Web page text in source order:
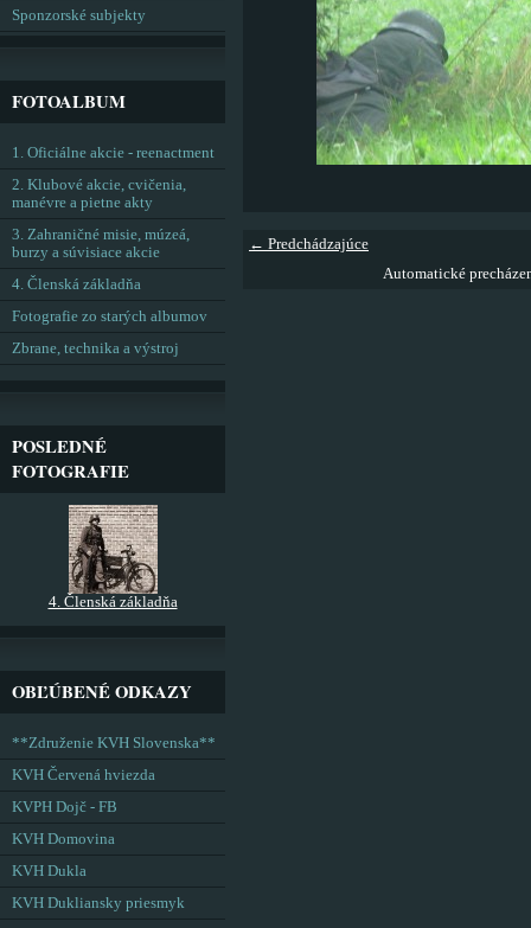
← Predchádzajúce
Automatické
Sponzorské subjekty
FOTOALBUM
1. Oficiálne akcie - reenactment
2. Klubové akcie, cvičenia,
manévre a pietne akty
3. Zahraničné misie, múzeá,
burzy a súvisiace akcie
4. Členská základňa
Fotografie zo starých albumov
Zbrane, technika a výstroj
POSLEDNÉ
FOTOGRAFIE
4. Členská základňa
OBĽÚBENÉ ODKAZY
**Združenie KVH Slovenska**
KVH Červená hviezda
KVPH Dojč - FB
KVH Domovina
KVH Dukla
KVH Dukliansky priesmyk